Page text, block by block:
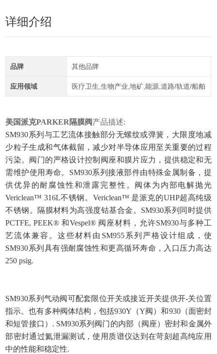
详细介绍
品牌 其他品牌
应用领域 医疗卫生,生物产业,地矿,能源,道路/轨道/船舶
美国派克PARKER隔膜阀产品描述:
SM930系列与工艺流体接触部分无螺纹或弹簧，大限度地减
少粒子生成和气体截留，减少对半导体应用至关重要的过程
污染。阀门的严格设计控制阀座和膜片应力，提供稳定和无
需维护使用寿命。SM930系列接液部件由特殊金属制备，提
供优异的耐腐蚀性和泄露完整性。阀体为内部电解抛光
Vericlean™ 316L不锈钢。Vericlean™ 是派克的UHP超高纯级
不锈钢。隔膜材料为高强度钴基合金。SM930系列同时提供
PCTFE, PEEK® 和Vespel® 阀座材料，允许SM930与多种工
艺流体兼容。这些材料由SM955系列严格设计组成，使
SM930系列具有强耐腐蚀性和更高循环寿命，入口压力高达
250 psig.
SM930系列气动阀可配套限位开关或接近开关提供开-关位置
指示。也有多种阀体结构，包括930Y（Y阀）和930（面密封
和短管接口）. SM930系列阀门的内部（阀座）密封和金属外
部密封通过氦泄漏测试，使用质谱仪达到在苛刻超高纯应用
中的性能和稳定性.